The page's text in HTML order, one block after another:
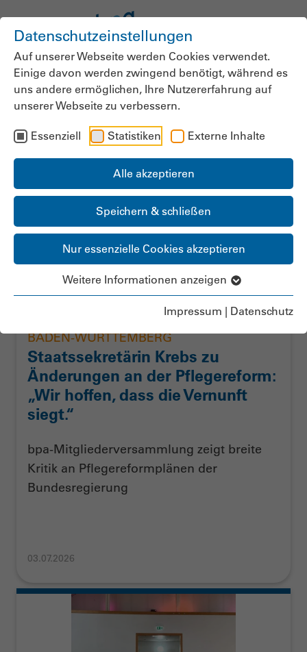
Datenschutzeinstellungen
Auf unserer Webseite werden Cookies verwendet.
Einige davon werden zwingend benötigt, während es
uns andere ermöglichen, Ihre Nutzererfahrung auf
unserer Webseite zu verbessern.
Essenziell Statistiken Externe Inhalte
Alle akzeptieren
Speichern & schließen
Nur essenzielle Cookies akzeptieren
Weitere Informationen anzeigen
Impressum | Datenschutz
News der
bpa.Landesgruppe
Baden-Württemberg
BADEN-WÜRTTEMBERG
Staatssekretärin Krebs zu
Änderungen an der Pflegereform:
„Wir hoffen, dass die Vernunft
siegt.“
bpa-Mitgliederversammlung zeigt breite
Kritik an Pflegereformplänen der
Bundesregierung
03.07.2026